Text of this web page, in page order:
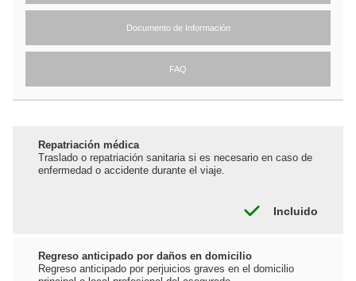
Documento de Información
FAQ
Repatriación médica
Traslado o repatriación sanitaria si es necesario en caso de
enfermedad o accidente durante el viaje.
Incluido
Regreso anticipado por daños en domicilio
Regreso anticipado por perjuicios graves en el domicilio